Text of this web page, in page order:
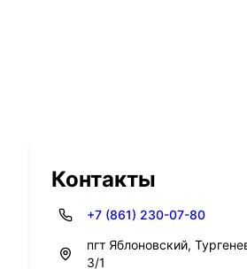
Контакты
+7 (861) 230-07-80
пгт Яблоновский,
3/1